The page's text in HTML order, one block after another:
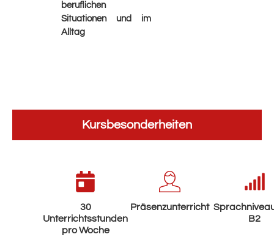
beruflichen
Situationen und im
Alltag
Kursbesonderheiten
30
Unterrichtsstunden
pro Woche
Präsenzunterricht
B2